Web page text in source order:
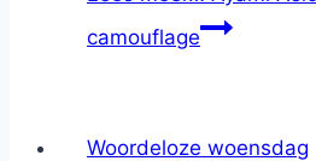
camouflage
Woordeloze woensdag